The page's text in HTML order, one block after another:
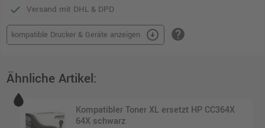
Versand mit DHL & DPD
kompatible Drucker & Geräte anzeigen arrow_circle_down help
Ähnliche Artikel:
Kompatibler Toner XL ersetzt HP CC364X
64X schwarz